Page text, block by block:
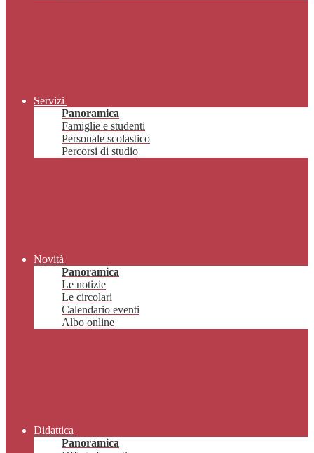
Servizi
Panoramica
Famiglie e studenti
Personale scolastico
Percorsi di studio
Novità
Panoramica
Le notizie
Le circolari
Calendario eventi
Albo online
Didattica
Panoramica